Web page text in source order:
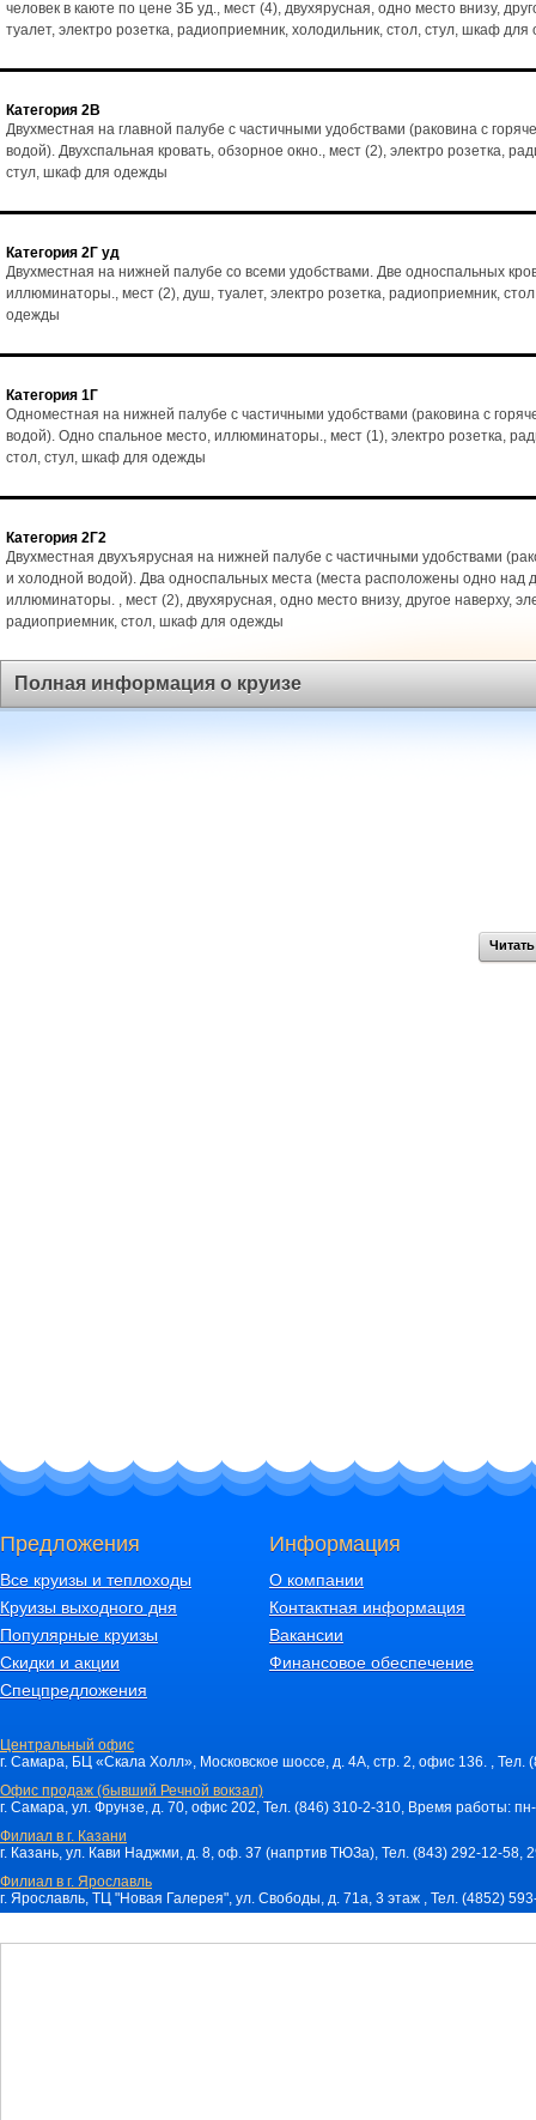
человек в каюте по цене 3Б уд., мест (4), двухярусная, одно место внизу,
туалет, электро розетка, радиоприемник, холодильник, стол, стул, шкаф
Категория 2В
Двухместная на главной палубе с частичными удобствами (раковина с
водой). Двухспальная кровать, обзорное окно., мест (2), электро розетка,
стул, шкаф для одежды
Категория 2Г уд
Двухместная на нижней палубе со всеми удобствами. Две односпальных
иллюминаторы., мест (2), душ, туалет, электро розетка, радиоприемник,
одежды
Категория 1Г
Одноместная на нижней палубе с частичными удобствами (раковина с
водой). Одно спальное место, иллюминаторы., мест (1), электро розетка,
стол, стул, шкаф для одежды
Категория 2Г2
Двухместная двухъярусная на нижней палубе с частичными удобствами
и холодной водой). Два односпальных места (места расположены одно над
иллюминаторы. , мест (2), двухярусная, одно место внизу, другое наверху,
радиоприемник, стол, шкаф для одежды
Полная информация о круизе
Предложения
Все круизы и теплоходы
Круизы выходного дня
Популярные круизы
Скидки и акции
Спецпредложения
Информация
О компании
Контактная информация
Вакансии
Финансовое обеспечение
Центральный офис
г. Самара, БЦ «Скала Холл», Московское шоссе, д. 4А, стр. 2, офис 136. ,
Офис продаж (бывший Речной вокзал)
г. Самара, ул. Фрунзе, д. 70, офис 202, Тел. (846) 310-2-310, Время работы:
Филиал в г. Казани
г. Казань, ул. Кави Наджми, д. 8, оф. 37 (напртив ТЮЗа), Тел. (843) 292-12-
Филиал в г. Ярославль
г. Ярославль, ТЦ "Новая Галерея", ул. Свободы, д. 71a, 3 этаж , Тел. (4852)